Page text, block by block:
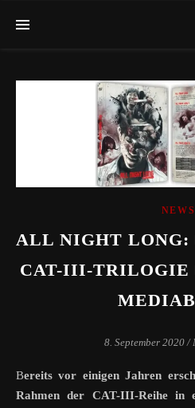
NEWS
ALL NIGHT LONG:
CAT-III-TRILOGIE
8. September 2020 /
Bereits vor einigen Jahren erschien All Night Long 1-3 im
Rahmen der CAT-III-Reihe in